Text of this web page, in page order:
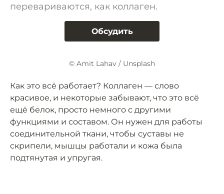
перевариваются, как коллаген.
Обсудить
© Amit Lahav / Unsplash
Как это всё работает? Коллаген — слово
красивое, и некоторые забывают, что это всё
ещё белок, просто немного с другими
функциями и составом. Он нужен для работы
соединительной ткани, чтобы суставы не
скрипели, мышцы работали и кожа была
подтянутая и упругая.